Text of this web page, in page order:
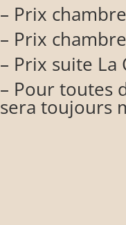
– Prix
– Prix
– Prix suite La
– Pour toutes
sera toujours